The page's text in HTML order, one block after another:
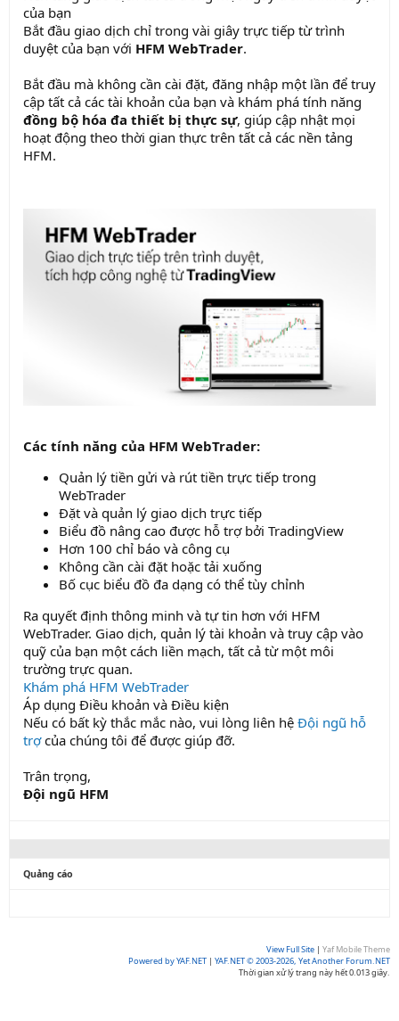
của bạn
Bắt đầu giao dịch chỉ trong vài giây trực tiếp từ trình
duyệt của bạn với HFM WebTrader.
Bắt đầu mà không cần cài đặt, đăng nhập một lần để truy
cập tất cả các tài khoản của bạn và khám phá tính năng
đồng bộ hóa đa thiết bị thực sự, giúp cập nhật mọi
hoạt động theo thời gian thực trên tất cả các nền tảng
HFM.
Các tính năng của HFM WebTrader:
Quản lý tiền gửi và rút tiền trực tiếp trong
WebTrader
Đặt và quản lý giao dịch trực tiếp
Biểu đồ nâng cao được hỗ trợ bởi TradingView
Hơn 100 chỉ báo và công cụ
Không cần cài đặt hoặc tải xuống
Bố cục biểu đồ đa dạng có thể tùy chỉnh
Ra quyết định thông minh và tự tin hơn với HFM
WebTrader. Giao dịch, quản lý tài khoản và truy cập vào
quỹ của bạn một cách liền mạch, tất cả từ một môi
trường trực quan.
Khám phá HFM WebTrader
Áp dụng Điều khoản và Điều kiện
Nếu có bất kỳ thắc mắc nào, vui lòng liên hệ Đội ngũ hỗ
trợcủa chúng tôi để được giúp đỡ.
Trân trọng,
Đội ngũ HFM
Quảng cáo
View Full Site | Yaf Mobile Theme
Powered by YAF.NET | YAF.NET © 2003-2026, Yet Another Forum.NET
Thời gian xử lý trang này hết 0.013 giây.